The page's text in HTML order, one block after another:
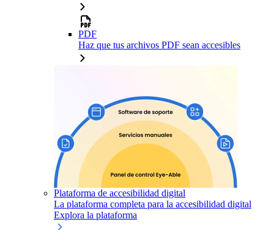
PDF
Haz que tus archivos PDF sean accesibles
Plataforma de accesibilidad digital
La plataforma completa para la accesibilidad digital
Explora la plataforma